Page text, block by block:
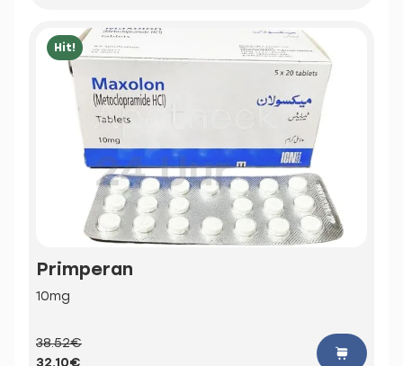
Hit!
Primperan
10mg
38.52€
32.10€